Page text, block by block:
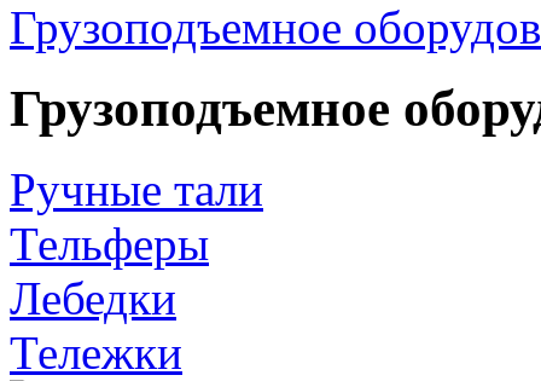
Грузоподъемное
Грузоподъемное
Ручные тали
Тельферы
Лебедки
Тележки